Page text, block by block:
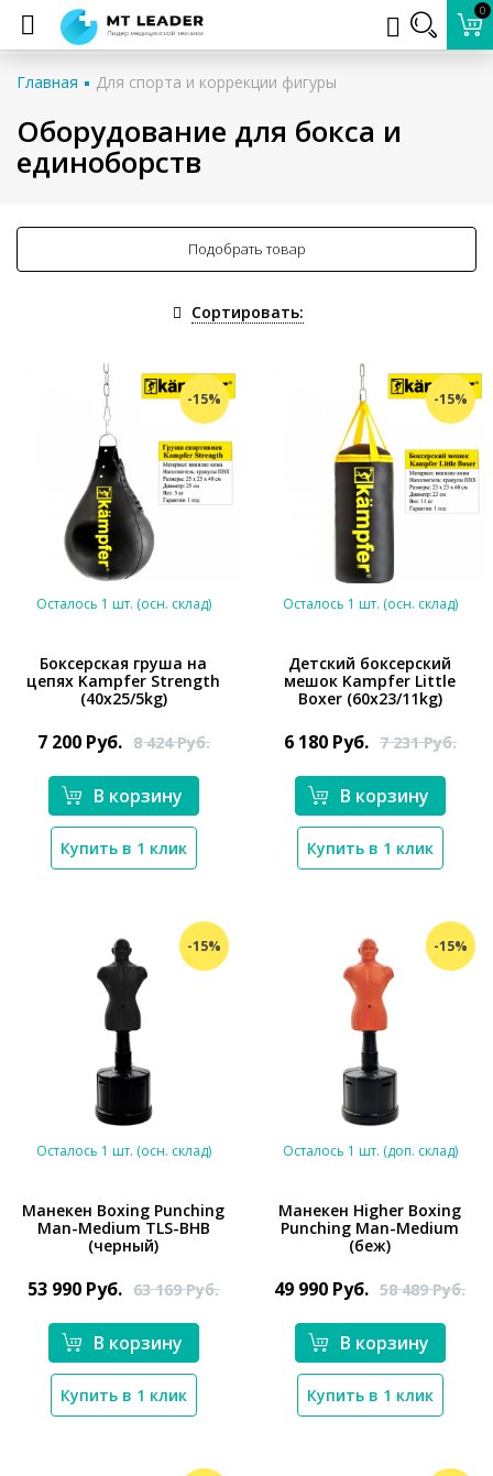
0
Главная Для спорта и коррекции фигуры
Оборудование для бокса и
единоборств
Подобрать товар
Сортировать:
-15%
*}
Осталось 1 шт. (осн. склад)
Боксерская груша на
цепях Kampfer Strength
(40х25/5kg)
7 200 Руб. 8 424Руб.
В корзину
Купить в 1 клик
-15%
*}
Осталось 1 шт. (осн. склад)
Детский боксерский
мешок Kampfer Little
Boxer (60х23/11kg)
6 180 Руб. 7 231Руб.
В корзину
Купить в 1 клик
-15%
*}
Осталось 1 шт. (осн. склад)
Манекен Boxing Punching
Man-Medium TLS-BHB
(черный)
53 990 Руб. 63 169Руб.
В корзину
Купить в 1 клик
-15%
*}
Осталось 1 шт. (доп. склад)
Манекен Higher Boxing
Punching Man-Medium
(беж)
49 990 Руб. 58 489Руб.
В корзину
Купить в 1 клик